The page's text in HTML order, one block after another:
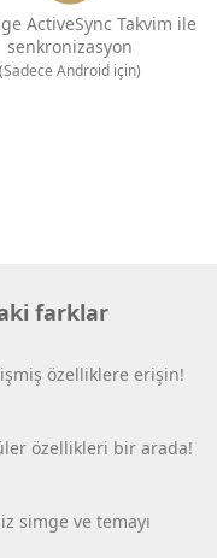
ActiveSync Takvim ile
senkronizasyon
(Sadece Android için)
farklar
özelliklere erişin!
özellikleri bir arada!
simge ve temayı